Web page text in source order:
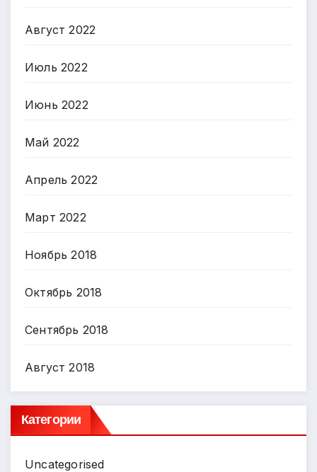
Август 2022
Июль 2022
Июнь 2022
Май 2022
Апрель 2022
Март 2022
Ноябрь 2018
Октябрь 2018
Сентябрь 2018
Август 2018
Категории
Uncategorised